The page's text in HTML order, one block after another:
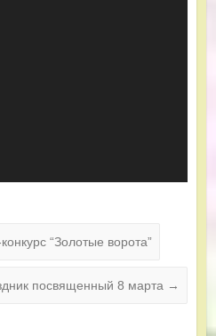
“Золотые ворота”
посвященный 8 марта →